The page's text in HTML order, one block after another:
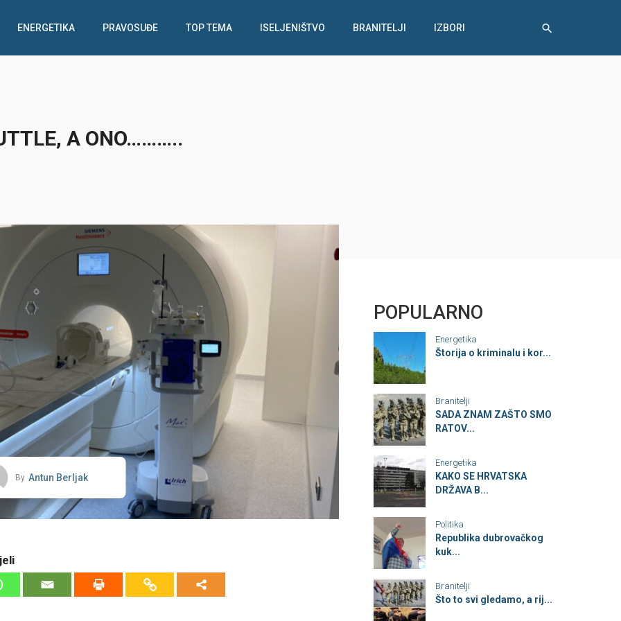
ENERGETIKA PRAVOSUĐE TOP TEMA ISELJENIŠTVO BRANITELJI IZBORI
A ONO………..
By Antun Berljak
POPULARNO
Energetika
Štorija o kriminalu i kor...
Branitelji
SADA ZNAM ZAŠTO SMO
RATOV...
Energetika
KAKO SE HRVATSKA
DRŽAVA B...
Politika
Republika dubrovačkog
kuk...
Branitelji
Što to svi gledamo, a rij...